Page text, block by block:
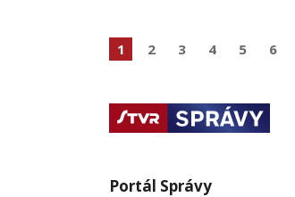
1 2 3 4 5 6
Portál Správy